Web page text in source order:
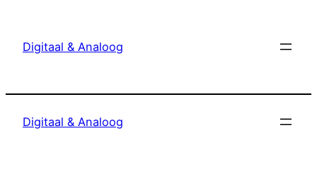
Digitaal & Analoog
Digitaal & Analoog